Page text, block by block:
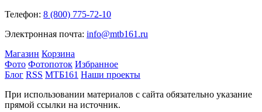
Телефон: 8 (800) 775-72-10
Электронная почта: info@mtb161.ru
Магазин Корзина
Фото Фотопоток Избранное
Блог RSS МТБ161 Наши проекты
При использовании материалов с сайта обязательно указание
прямой ссылки на источник.